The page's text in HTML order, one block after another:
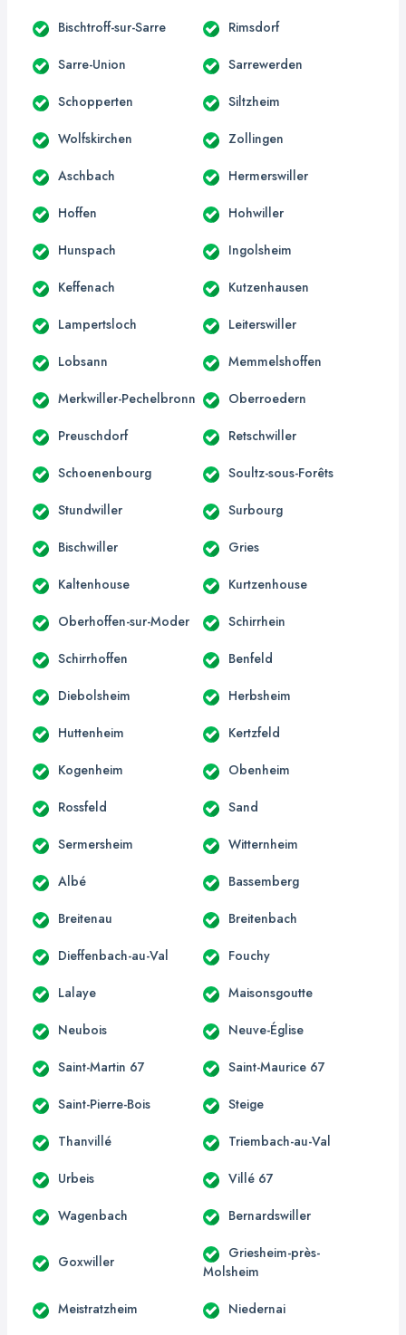
Bischtroff-sur-Sarre Rimsdorf
Sarre-Union Sarrewerden
Schopperten Siltzheim
Wolfskirchen Zollingen
Aschbach Hermerswiller
Hoffen Hohwiller
Hunspach Ingolsheim
Keffenach Kutzenhausen
Lampertsloch Leiterswiller
Lobsann Memmelshoffen
Merkwiller-Pechelbronn Oberroedern
Preuschdorf Retschwiller
Schoenenbourg Soultz-sous-Forêts
Stundwiller Surbourg
Bischwiller Gries
Kaltenhouse Kurtzenhouse
Oberhoffen-sur-Moder Schirrhein
Schirrhoffen Benfeld
Diebolsheim Herbsheim
Huttenheim Kertzfeld
Kogenheim Obenheim
Rossfeld Sand
Sermersheim Witternheim
Albé Bassemberg
Breitenau Breitenbach
Dieffenbach-au-Val Fouchy
Lalaye Maisonsgoutte
Neubois Neuve-Église
Saint-Martin 67 Saint-Maurice 67
Saint-Pierre-Bois Steige
Thanvillé Triembach-au-Val
Urbeis Villé 67
Wagenbach Bernardswiller
Goxwiller
Griesheim-près-
Molsheim
Meistratzheim Niedernai